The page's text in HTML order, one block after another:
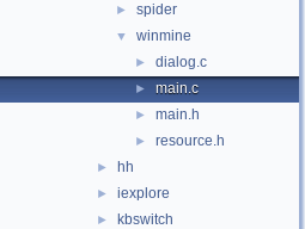
► spider
▼ winmine
► dialog.c
► main.c
► main.h
► resource.h
► hh
► iexplore
► kbswitch